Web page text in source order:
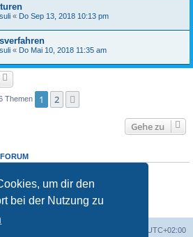
um dir den
bei der Nutzung zu
« Do Sep 13, 2018 10:13 pm
« Do Mai 10, 2018 11:35 am
Themen 1 2
Gehe zu
in diesem Forum erstellen.
Forumnichtändern.
Forum nicht löschen.
UTC+02:00